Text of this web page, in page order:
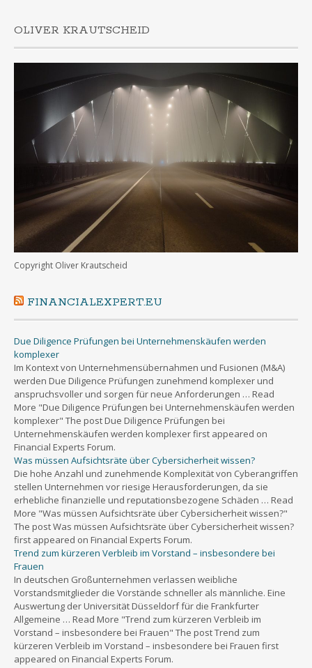
OLIVER KRAUTSCHEID
Copyright Oliver Krautscheid
FINANCIALEXPERT.EU
Due Diligence Prüfungen bei Unternehmenskäufen werden
komplexer
Im Kontext von Unternehmensübernahmen und Fusionen (M&A)
werden Due Diligence Prüfungen zunehmend komplexer und
anspruchsvoller und sorgen für neue Anforderungen … Read
More "Due Diligence Prüfungen bei Unternehmenskäufen werden
komplexer" The post Due Diligence Prüfungen bei
Unternehmenskäufen werden komplexer first appeared on
Financial Experts Forum.
Was müssen Aufsichtsräte über Cybersicherheit wissen?
Die hohe Anzahl und zunehmende Komplexität von Cyberangriffen
stellen Unternehmen vor riesige Herausforderungen, da sie
erhebliche finanzielle und reputationsbezogene Schäden … Read
More "Was müssen Aufsichtsräte über Cybersicherheit wissen?"
The post Was müssen Aufsichtsräte über Cybersicherheit wissen?
first appeared on Financial Experts Forum.
Trend zum kürzeren Verbleib im Vorstand – insbesondere bei
Frauen
In deutschen Großunternehmen verlassen weibliche
Vorstandsmitglieder die Vorstände schneller als männliche. Eine
Auswertung der Universität Düsseldorf für die Frankfurter
Allgemeine … Read More "Trend zum kürzeren Verbleib im
Vorstand – insbesondere bei Frauen" The post Trend zum
kürzeren Verbleib im Vorstand – insbesondere bei Frauen first
appeared on Financial Experts Forum.